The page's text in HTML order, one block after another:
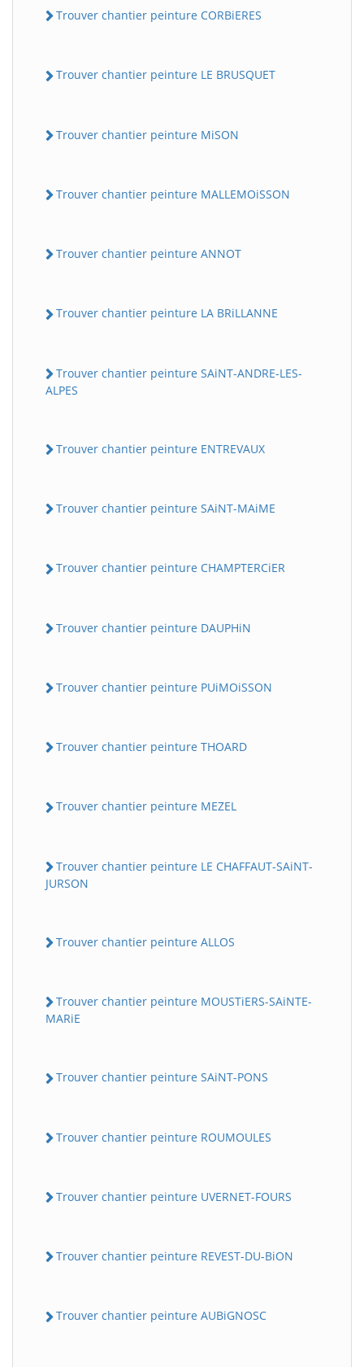
Trouver chantier peinture CORBiERES
Trouver chantier peinture LE BRUSQUET
Trouver chantier peinture MiSON
Trouver chantier peinture MALLEMOiSSON
Trouver chantier peinture ANNOT
Trouver chantier peinture LA BRiLLANNE
Trouver chantier peinture SAiNT-ANDRE-LES-
ALPES
Trouver chantier peinture ENTREVAUX
Trouver chantier peinture SAiNT-MAiME
Trouver chantier peinture CHAMPTERCiER
Trouver chantier peinture DAUPHiN
Trouver chantier peinture PUiMOiSSON
Trouver chantier peinture THOARD
Trouver chantier peinture MEZEL
Trouver chantier peinture LE CHAFFAUT-SAiNT-
JURSON
Trouver chantier peinture ALLOS
Trouver chantier peinture MOUSTiERS-SAiNTE-
MARiE
Trouver chantier peinture SAiNT-PONS
Trouver chantier peinture ROUMOULES
Trouver chantier peinture UVERNET-FOURS
Trouver chantier peinture REVEST-DU-BiON
Trouver chantier peinture AUBiGNOSC